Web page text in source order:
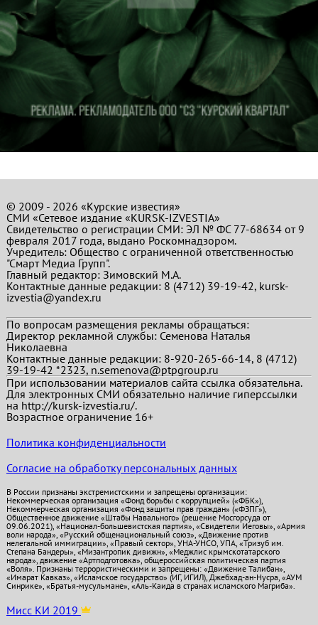
© 2009 - 2026 «Курские известия»
СМИ «Сетевое издание «KURSK-IZVESTIA»
Свидетельство о регистрации СМИ: ЭЛ № ФС 77-68634 от 9
февраля 2017 года, выдано Роскомнадзором.
Учредитель: Общество с ограниченной ответственностью
"Смарт Медиа Групп".
Главный редактор:Зимовский М.А.
Контактные данные редакции: 8 (4712) 39-19-42, kursk-
izvestia@yandex.ru
По вопросам размещения рекламы обращаться:
Директор рекламной службы: Семенова Наталья
Николаевна
Контактные данные редакции: 8-920-265-66-14, 8 (4712)
39-19-42 *2323, n.semenova@ptpgroup.ru
При использовании материалов сайта ссылка обязательна.
Для электронных СМИ обязательно наличие гиперссылки
на http://kursk-izvestia.ru/.
Возрастное ограничение 16+
Политика конфиденциальности
Согласие на обработку персональных данных
В России признаны экстремистскими и запрещены организации:
Некоммерческая организация «Фонд борьбы с коррупцией» («ФБК»),
Некоммерческая организация «Фонд защиты прав граждан» («ФЗПГ»),
Общественное движение «Штабы Навального» (решение Мосгорсуда от
09.06.2021), «Национал-большевистская партия», «Свидетели Иеговы», «Армия
воли народа», «Русский общенациональный союз», «Движение против
нелегальной иммиграции», «Правый сектор», УНА-УНСО, УПА, «Тризуб им.
Степана Бандеры», «Мизантропик дивижн», «Меджлис крымскотатарского
народа», движение «Артподготовка», общероссийская политическая партия
«Воля». Признаны террористическими и запрещены: «Движение Талибан»,
«Имарат Кавказ», «Исламское государство» (ИГ, ИГИЛ), Джебхад-ан-Нусра, «АУМ
Синрике», «Братья-мусульмане», «Аль-Каида в странах исламского Магриба».
Мисс КИ 2019